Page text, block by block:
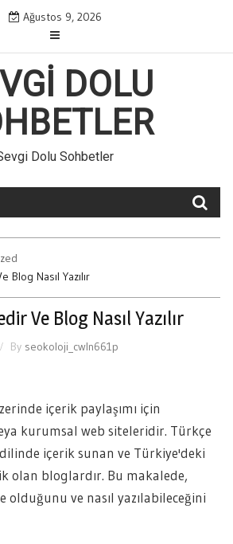
Ağustos 9, 2026
DOLU
Dolu Sohbetler
Blog Nasıl Yazılır
Ve Blog Nasıl Yazılır
By seokoloji_cwln661p
içerik paylaşımı için
kurumsal web siteleridir. Türkçe
içerik sunan ve Türkiye'deki
olan bloglardır. Bu makalede,
olduğunu ve nasıl yazılabileceğini